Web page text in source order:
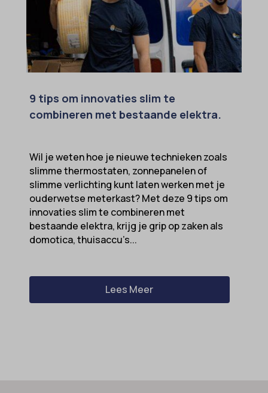
9 tips om innovaties slim te
combineren met bestaande elektra.
Wil je weten hoe je nieuwe technieken zoals
slimme thermostaten, zonnepanelen of
slimme verlichting kunt laten werken met je
ouderwetse meterkast? Met deze 9 tips om
innovaties slim te combineren met
bestaande elektra, krijg je grip op zaken als
domotica, thuisaccu’s...
Lees Meer